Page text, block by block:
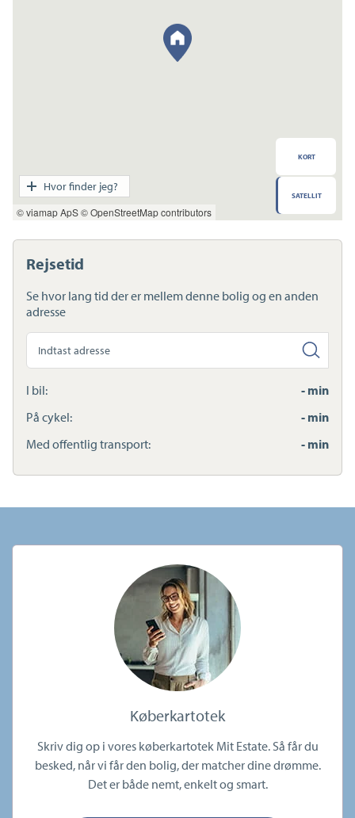
Rejsetid
Se hvor lang tid der er mellem denne bolig og en anden
adresse
Søg
anden
adresse
I bil:
- min
På cykel:
- min
Med offentlig transport:
- min
© viamap ApS© OpenStreetMap contributors
KORT
SATELLIT
Hvor finder jeg?
Transport
Indkøb
Daginstitution
Skole
Sundhed
Ladestandere
Lynladere
Køberkartotek
Skriv dig op i vores køberkartotek Mit Estate. Så får du
besked, når vi får den bolig, der matcher dine drømme.
Det er både nemt, enkelt og smart.